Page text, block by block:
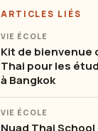
ARTICLES LIÉS
VIE ÉCOLE
Kit de bienvenue
Thai pour les
à Bangkok
VIE ÉCOLE
Nuad Thai School